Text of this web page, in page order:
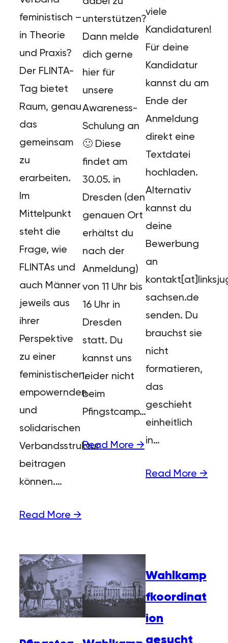
feministisch –
in Theorie
und Praxis?
Der FLINTA-
Tag bietet
Raum, genau
das
gemeinsam
zu
erarbeiten.
Im
Mittelpunkt
steht die
Frage, wie
FLINTAs und
auch Männer
jeweils aus
ihrer
Perspektive
zu einer
feministischen,
empowernden
und
solidarischen
Verbandsstruktur
beitragen
können.…
Read More →
unterstützen?
Dann melde
dich gerne
hier für
unsere
Awareness-
Schulung an
🙂 Diese
findet am
30.05. in
Dresden (den
genauen Ort
erhältst du
nach der
Anmeldung)
von 11 Uhr bis
16 Uhr in
Dresden
statt. Du
kannst uns
leider nicht
beim
Pfingstcamp…
Read More →
viele
Kandidaturen!
Für deine
Kandidatur
kannst du am
Ende der
Anmeldung
direkt eine
Textdatei
hochladen.
Alternativ
kannst du
deine
Bewerbung
an
sachsen.de
senden. Du
brauchst sie
nicht
formatieren,
das
geschieht
einheitlich
in…
Read More →
Wahlkamp
fkoordinat
ion
gesucht